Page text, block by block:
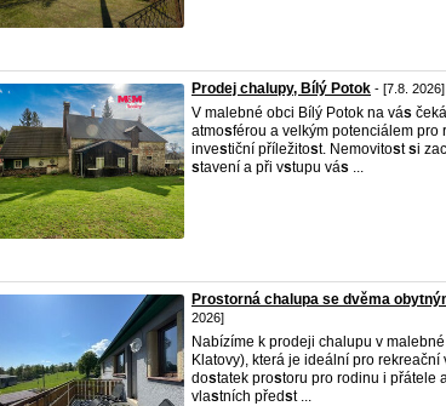
Prodej chalupy, Bílý Potok - [7.8. 2026]
V malebné obci Bílý Potok na vás
atmosférou a velkým potenciálem
investiční příležitost. Nemovitostsi
stavení a při vstupu vás ...
Prostorná chalupa se dvěma
2026]
Nabízíme k prodeji chalupu v
Klatovy), která je ideální pro
dostatek prostoru pro rodinu i přátele
vlastních předst ...